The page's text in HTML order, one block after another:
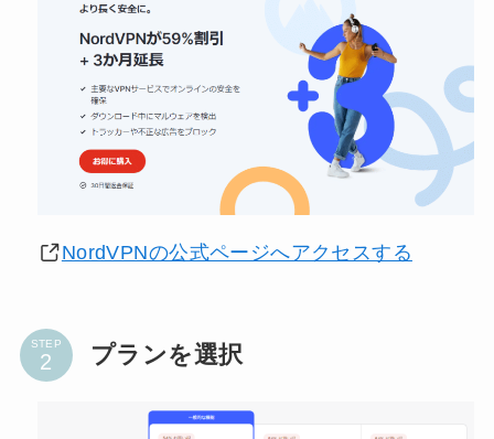
NordVPNの公式ページへアクセスする
STEP プランを選択